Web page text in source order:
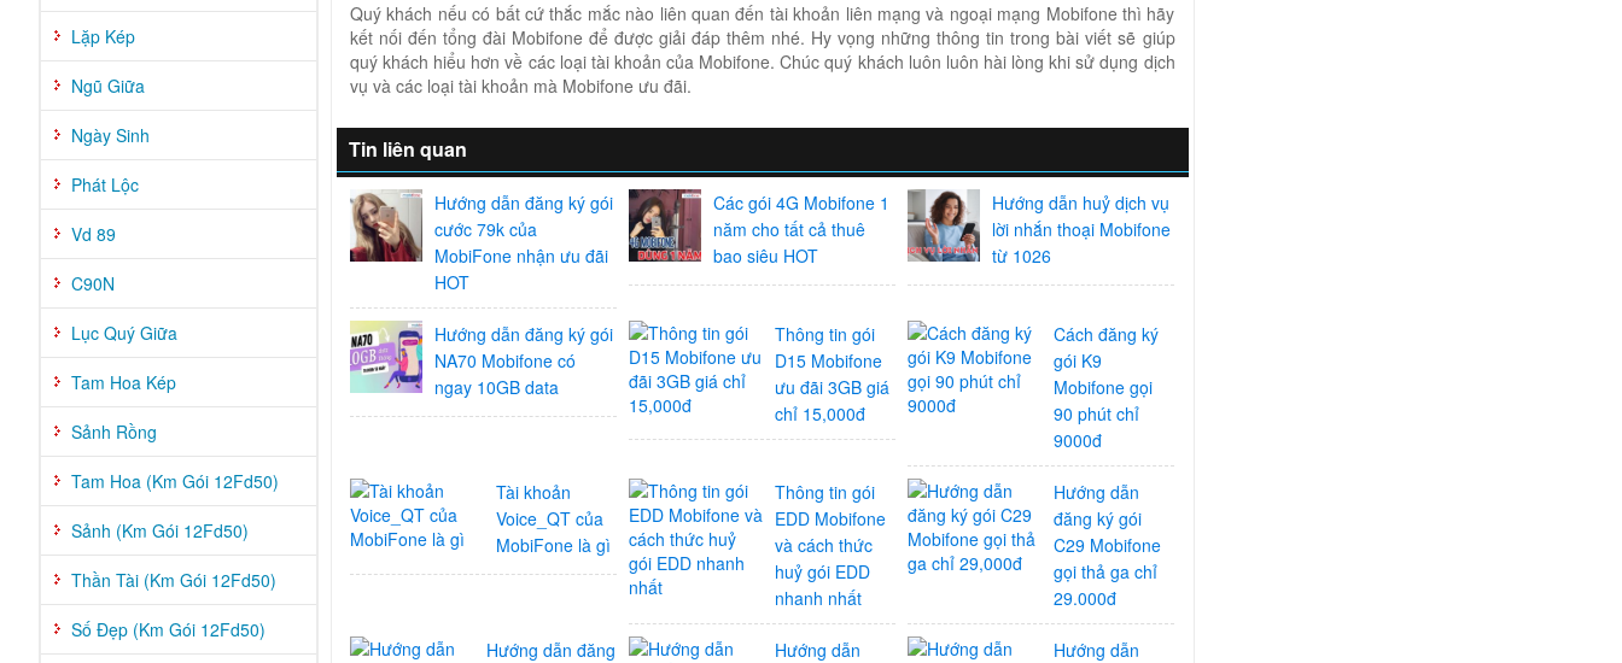
Quý khách nếu có bất cứ thắc mắc nào liên quan đến tài khoản liên mạng và ngoại mạng Mobifone thì hãy
kết nối đến tổng đài Mobifone để được giải đáp thêm nhé. Hy vọng những thông tin trong bài viết sẽ giúp
quý khách hiểu hơn về các loại tài khoản của Mobifone. Chúc quý khách luôn luôn hài lòng khi sử dụng dịch
vụ và các loại tài khoản mà Mobifone ưu đãi.
Tin liên quan
Hướng dẫn đăng ký gói
cước 79k của
MobiFone nhận ưu đãi
HOT
Các gói 4G Mobifone 1
năm cho tất cả thuê
bao siêu HOT
Hướng dẫn huỷ dịch vụ
lời nhắn thoại Mobifone
từ 1026
Hướng dẫn đăng ký gói
NA70 Mobifone có
ngay 10GB data
Thông tin gói
D15 Mobifone
ưu đãi 3GB giá
chỉ 15,000đ
Cách đăng ký
gói K9
Mobifone gọi
90 phút chỉ
9000đ
Tài khoản
Voice_QT của
MobiFone là gì
Thông tin gói
EDD Mobifone
và cách thức
huỷ gói EDD
nhanh nhất
Hướng dẫn
đăng ký gói
C29 Mobifone
gọi thả ga chỉ
29.000đ
Hướng dẫn đăng
Hướng dẫn
Hướng dẫn
Lặp Kép
Ngũ Giữa
Ngày Sinh
Phát Lộc
Vd 89
C90N
Lục Quý Giữa
Tam Hoa Kép
Sảnh Rồng
Tam Hoa (Km Gói 12Fd50)
Sảnh (Km Gói 12Fd50)
Thần Tài (Km Gói 12Fd50)
Số Đẹp (Km Gói 12Fd50)